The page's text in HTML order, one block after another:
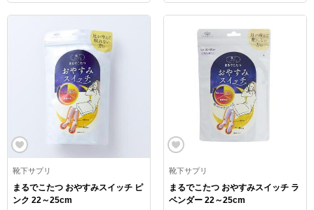
靴下サプリ
まるでこたつ おやすみスイッチ ピ
ンク 22～25cm
靴下サプリ
まるでこたつ おやすみスイッチ ラ
ベンダー 22～25cm